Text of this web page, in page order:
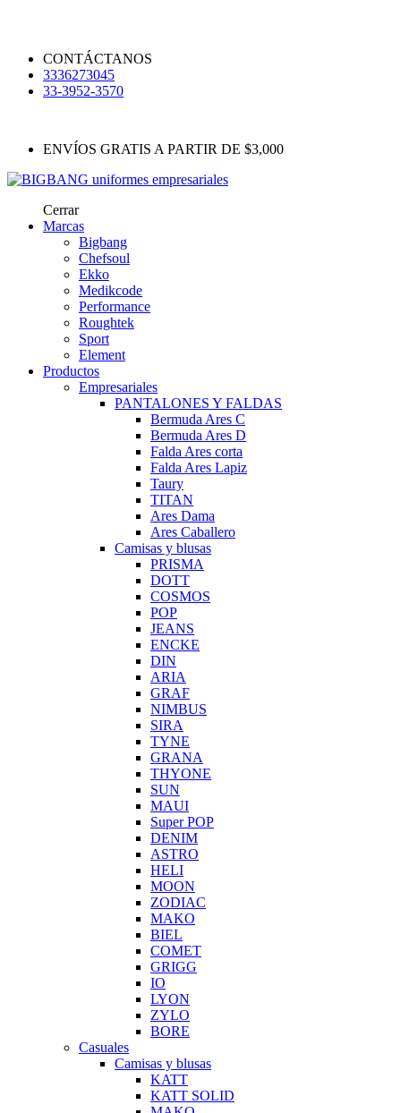
CONTÁCTANOS
3336273045
33-3952-3570
ENVÍOS GRATIS A PARTIR DE $3,000
Cerrar
Marcas
Bigbang
Chefsoul
Ekko
Medikcode
Performance
Roughtek
Sport
Element
Productos
Empresariales
PANTALONES Y FALDAS
Bermuda Ares C
Bermuda Ares D
Falda Ares corta
Falda Ares Lapiz
Taury
TITAN
Ares Dama
Ares Caballero
Camisas y blusas
PRISMA
DOTT
COSMOS
POP
JEANS
ENCKE
DIN
ARIA
GRAF
NIMBUS
SIRA
TYNE
GRANA
THYONE
SUN
MAUI
Super POP
DENIM
ASTRO
HELI
MOON
ZODIAC
MAKO
BIEL
COMET
GRIGG
IO
LYON
ZYLO
BORE
Casuales
Camisas y blusas
KATT
KATT SOLID